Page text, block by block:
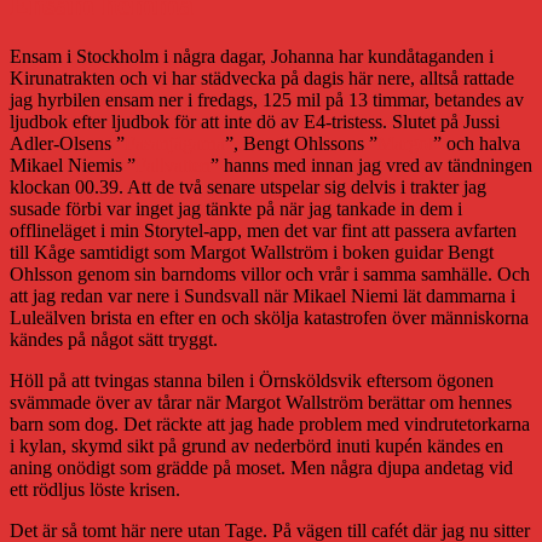
Ensam i Stockholm i några dagar, Johanna har kundåtaganden i
Kirunatrakten och vi har städvecka på dagis här nere, alltså rattade
jag hyrbilen ensam ner i fredags, 125 mil på 13 timmar, betandes av
ljudbok efter ljudbok för att inte dö av E4-tristess. Slutet på Jussi
Adler-Olsens ”
”, Bengt Ohlssons ”
” och halva
Mikael Niemis ”
” hanns med innan jag vred av tändningen
klockan 00.39. Att de två senare utspelar sig delvis i trakter jag
susade förbi var inget jag tänkte på när jag tankade in dem i
offlineläget i min Storytel-app, men det var fint att passera avfarten
till Kåge samtidigt som Margot Wallström i boken guidar Bengt
Ohlsson genom sin barndoms villor och vrår i samma samhälle. Och
att jag redan var nere i Sundsvall när Mikael Niemi lät dammarna i
Luleälven brista en efter en och skölja katastrofen över människorna
kändes på något sätt tryggt.
Höll på att tvingas stanna bilen i Örnsköldsvik eftersom ögonen
svämmade över av tårar när Margot Wallström berättar om hennes
barn som dog. Det räckte att jag hade problem med vindrutetorkarna
i kylan, skymd sikt på grund av nederbörd inuti kupén kändes en
aning onödigt som grädde på moset. Men några djupa andetag vid
ett rödljus löste krisen.
Det är så tomt här nere utan Tage. På vägen till cafét där jag nu sitter